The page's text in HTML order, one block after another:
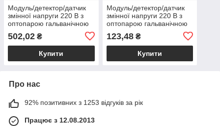
Модуль/детектор/датчик
змінної напруги 220 В з
оптопарою гальванічною
502,02 ₴
Купити
Модуль/детектор/датчик
змінної напруги 220 В з
оптопарою гальванічною
123,48₴
Купити
Про нас
92% позитивних з 1253 відгуків за рік
Працює з 12.08.2013